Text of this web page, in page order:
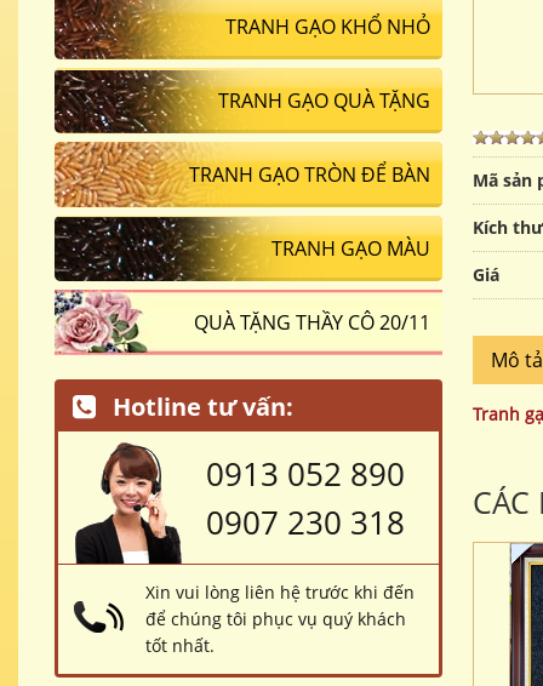
Mã sản
Kích
Giá
Mô
Tranh
TRANH GẠO KHỔ NHỎ
TRANH GẠO QUÀ TẶNG
TRANH GẠO TRÒN ĐỂ BÀN
TRANH GẠO MÀU
QUÀ TẶNG THẦY CÔ 20/11
Hotline tư vấn:
0913 052 890
0907 230 318
Xin vui lòng liên hệ trước khi đến
để chúng tôi phục vụ quý khách
tốt nhất.